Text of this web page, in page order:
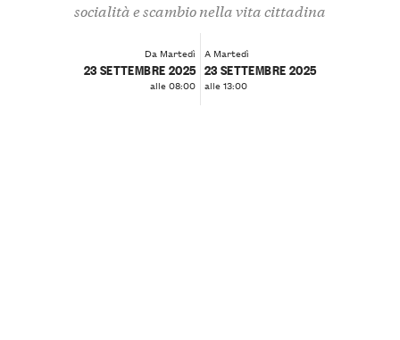
socialità e scambio nella vita cittadina
Da Martedì
23 SETTEMBRE 2025
alle 08:00
A Martedì
23 SETTEMBRE 2025
alle 13:00